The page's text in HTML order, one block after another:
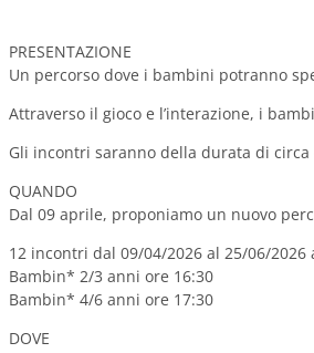
PRESENTAZIONE
Un percorso dove i bambini potranno
Attraverso il gioco e l’interazione, i
Gli incontri saranno della durata di
QUANDO
Dal 09 aprile, proponiamo un nuovo
12 incontri dal 09/04/2026 al 25/06/
Bambin* 2/3 anni ore 16:30
Bambin* 4/6 anni ore 17:30
DOVE